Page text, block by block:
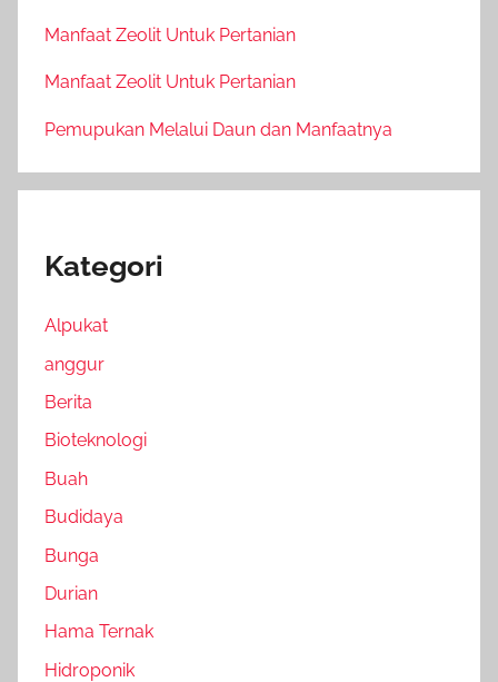
Manfaat Zeolit Untuk Pertanian
Manfaat Zeolit Untuk Pertanian
Pemupukan Melalui Daun dan Manfaatnya
Kategori
Alpukat
anggur
Berita
Bioteknologi
Buah
Budidaya
Bunga
Durian
Hama Ternak
Hidroponik